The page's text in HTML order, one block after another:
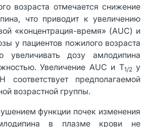
возраста отмечается снижение
что приводит к увеличению
«концентрация-время» (AUC) и
у пациентов пожилого возраста
увеличивать дозу амлодипина
Увеличение AUC и T1/2у
предполагаемой
возрастной группы.
функции почек изменения
в плазме крови не